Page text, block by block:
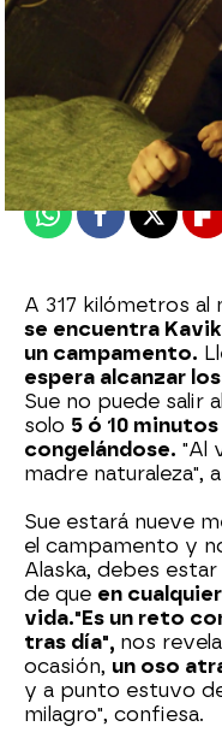
Publicado:06 de
WhatsappFacebook
X
A 317 kilómetros
se encuentra
un campamento.
espera alcanzar
Sue no puede salir
solo 5 ó 10
congelándose. "Al
madre naturaleza",
Sue estará nueve
el campamento y
Alaska, debes
de que en
vida."Es un reto
tras día", nos
ocasión, un oso
y a punto estuvo
milagro", confiesa.